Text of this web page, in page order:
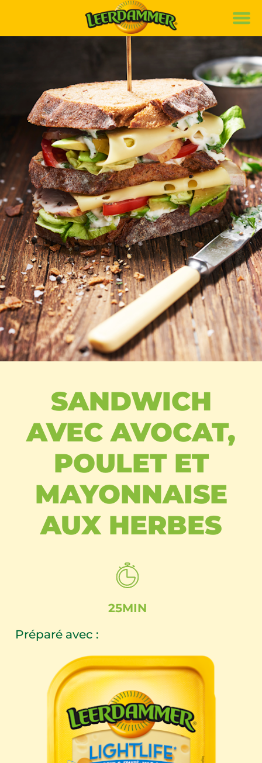
Marque
Produits
Durabilité
deitfr
SANDWICH
AVEC AVOCAT,
POULET ET
MAYONNAISE
AUX HERBES
25MIN
Préparé avec :